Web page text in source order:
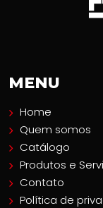
MENU
Home
Quem somos
Catálogo
Produtos e
Contato
Política de